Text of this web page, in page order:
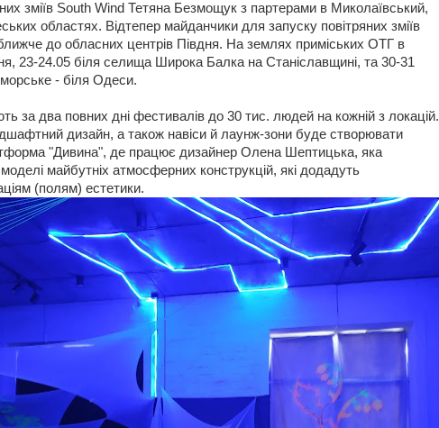
зміїв South Wind Тетяна Безмощук з партерами в Миколаївський,
областях. Відтепер майданчики для запуску повітряних зміїв
до обласних центрів Півдня. На землях приміських ОТГ в
23-24.05 біля селища Широка Балка на Станіславщині, та 30-31
- біля Одеси.
за два повних дні фестивалів до 30 тис. людей на кожній з локацій.
дизайн, а також навіси й лаунж-зони буде створювати
"Дивина", де працює дизайнер Олена Шептицька, яка
майбутніх атмосферних конструкцій, які додадуть
(полям) естетики.